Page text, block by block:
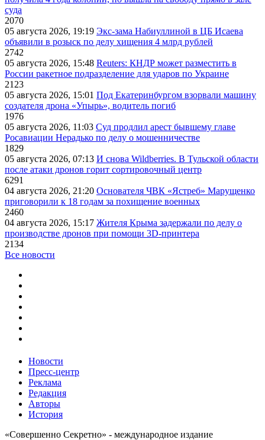
суда
2070
05 августа 2026, 19:19 Экс-зама Набиуллиной в ЦБ Исаева
объявили в розыск по делу хищения 4 млрд рублей
2742
05 августа 2026, 15:48 Reuters: КНДР может разместить в
России ракетное подразделение для ударов по Украине
2123
05 августа 2026, 15:01 Под Екатеринбургом взорвали машину
создателя дрона «Упырь», водитель погиб
1976
05 августа 2026, 11:03 Суд продлил арест бывшему главе
Росавиации Нерадько по делу о мошенничестве
1829
05 августа 2026, 07:13 И снова Wildberries. В Тульской области
после атаки дронов горит сортировочный центр
6291
04 августа 2026, 21:20 Основателя ЧВК «Ястреб» Марущенко
приговорили к 18 годам за похищение военных
2460
04 августа 2026, 15:17 Жителя Крыма задержали по делу о
производстве дронов при помощи 3D‑принтера
2134
Все новости
Новости
Пресс-центр
Реклама
Редакция
Авторы
История
«Совершенно Секретно» - международное издание